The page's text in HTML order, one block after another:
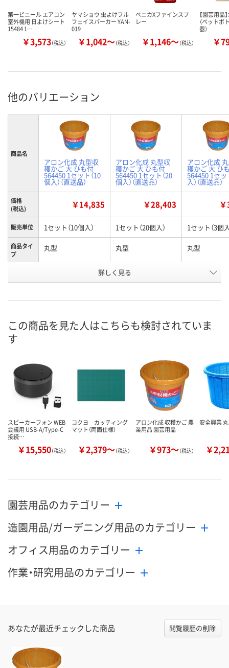
第一ビニール エアコン
室外機用 日よけシート
15484 1…
￥3,573（税込）
ヤマショウ 虫よけフル
フェイスパーカー YAN-
019
￥1,042～（税込）
ベニカXファインスプ
レー
￥1,146～（税込）
【園芸用品
（ペットボ
器）
￥
他のバリエーション
商品名
アロン化成 丸型収
穫かご 大 ひも付
564450 1セット（10
個入）（直送品）
アロン化成 丸型収
穫かご 大 ひも付
564450 1セット（20
個入）（直送品）
アロン化成
穫かご 大 ひ
564450 1セッ
入）（直送品）
価格
(税込)
￥14,835 ￥28,403
販売単位 1セット（10個入） 1セット（20個入） 1セット（3個
商品タイ
プ
丸型 丸型 丸型
大 ひも付 大 ひも付
号
お届け日
数量
カゴへ
数量
カ
詳しく見る
この商品を見た人はこちらも検討されていま
す
スピーカーフォン WEB
会議用 USB-A/Type-C
接続…
￥15,550（税込）
コクヨ カッティング
マット（両面仕様）
￥2,379～（税込）
アロン化成 収穫かご 農
業用品 園芸用品
￥973～（税込）
安全興業
￥
園芸用品のカテゴリー
造園用品/ガーデニング用品のカテゴリー
オフィス用品のカテゴリー
作業・研究用品のカテゴリー
あなたが最近チェックした商品 閲覧履歴の削除